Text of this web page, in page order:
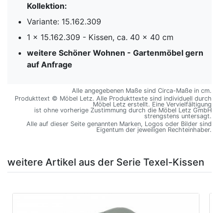
Kollektion:
Variante: 15.162.309
1 x 15.162.309 - Kissen, ca. 40 x 40 cm
weitere Schöner Wohnen - Gartenmöbel gern
auf Anfrage
Alle angegebenen Maße sind Circa-Maße in cm.
Produkttext © Möbel Letz. Alle Produkttexte sind individuell durch
Möbel Letz erstellt. Eine Vervielfältigung
ist ohne vorherige Zustimmung durch die Möbel Letz GmbH
strengstens untersagt.
Alle auf dieser Seite genannten Marken, Logos oder Bilder sind
Eigentum der jeweiligen Rechteinhaber.
weitere Artikel aus der Serie Texel-Kissen